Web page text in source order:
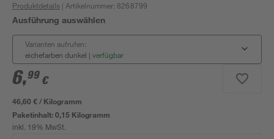
Produktdetails | Artikelnummer: 8268799
Ausführung auswählen
Varianten aufrufen:
eichefarben dunkel | verfügbar
6,99 €
46,60 € / Kilogramm
Paketinhalt:0,15 Kilogramm
inkl. 19% MwSt.